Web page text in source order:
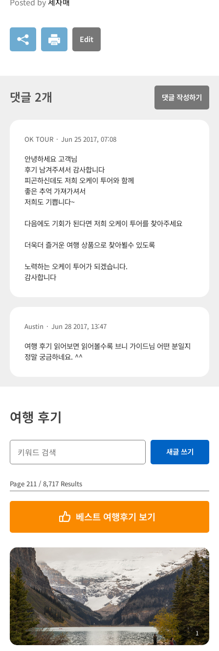
Edit
댓글 2개 댓글 작성하기
OK TOUR · Jun 25 2017, 07:08
안녕하세요 고객님
후기 남겨주셔서 감사합니다
피곤하신데도 저희 오케이 투어와 함께
좋은 추억 가져가셔서
저희도 기쁩니다~
다음에도 기회가 된다면 저희 오케이 투어를 찾아주세요
더욱더 즐거운 여행 상품으로 찾아뵐수 있도록
노력하는 오케이 투어가 되겠습니다.
감사합니다
Austin · Jun 28 2017, 13:47
여행 후기 읽어보면 읽어볼수록 브니 가이드님 어떤 분일지
정말 궁금하네요. ^^
여행 후기
새글 쓰기
Page 211 / 8,717 Results
베스트 여행후기 보기
1